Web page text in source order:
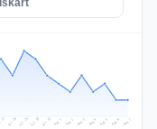
Jul 28 Jul 29 Jul 30 Jul 31 Aug 1 Aug 2 Aug 3 Aug 4 Aug 5 Aug 6 Aug 7